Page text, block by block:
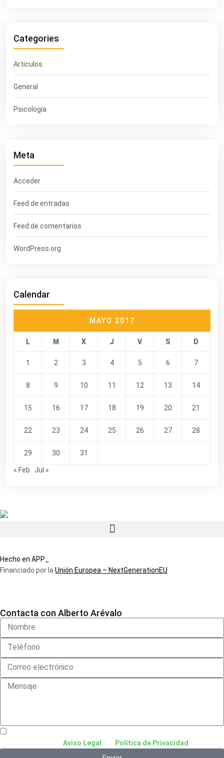
Categories
Artículos
General
Psicología
Meta
Acceder
Feed de entradas
Feed de comentarios
WordPress.org
Calendar
MAYO 2017
L M X J V S D
1 2 3 4 5 6 7
8 9 10 11 12 13 14
15 16 17 18 19 20 21
22 23 24 25 26 27 28
29 30 31
« Feb Jul »
Hecho en APP_
Financiado por la Unión Europea – NextGenerationEU
Contacta con Alberto Arévalo
Aviso Legal Política de Privacidad